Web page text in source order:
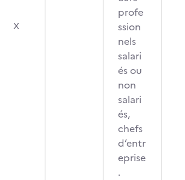
X
profe
ssion
nels
salari
és ou
non
salari
és,
chefs
d’entr
eprise
.